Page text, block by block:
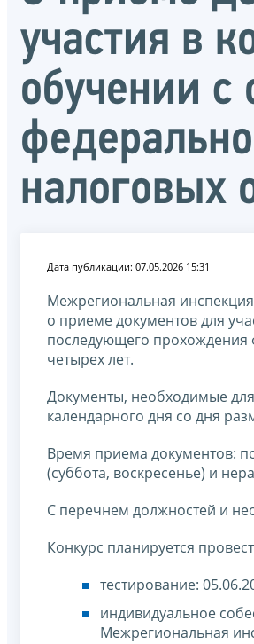
участия в
обучении
налоговых
Дата публикации: 07.05.2026 15:31
Межрегиональная
о приеме документов для
последующего прохождения
четырех лет.
Документы, необходимые для
календарного дня со дня
Время приема документов:
(суббота, воскресенье) и
С перечнем должностей и
Конкурс планируется
тестирование:
индивидуальное
Межрегиональная